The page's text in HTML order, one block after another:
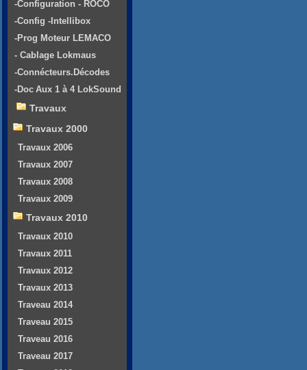
-Configuration - ROCO
-Config -Intellibox
-Prog Moteur LEMACO
- Cablage Lokmaus
-Connécteurs.Décodes
-Doc Aux 1 à 4 LokSound
Travaux
Travaux 2000
Travaux 2006
Travaux 2007
Travaux 2008
Travaux 2009
Travaux 2010
Travaux 2010
Travaux 2011
Travaux 2012
Travaux 2013
Traveau 2014
Traveau 2015
Traveau 2016
Traveau 2017